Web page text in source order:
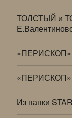
ТОЛСТЫЙ и
«ПЕРИСКОП»
«ПЕРИСКОП»
Из папки